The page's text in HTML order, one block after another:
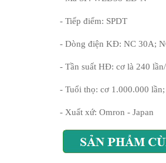
- Tiếp điểm: SPDT
- Dòng điện KĐ: NC 30A;
- Tần suất HĐ: cơ là 240
- Tuổi thọ: cơ 1.000.000
- Xuất xứ: Omron - Japan